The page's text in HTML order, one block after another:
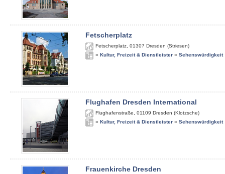
Fetscherplatz
Fetscherplatz 01307 Dresden (Striesen)
» Kultur, Freizeit & Dienstleister » Sehenswürdigkeit
Flughafen Dresden International
Flughafenstraße 01109 Dresden (Klotzsche)
» Kultur, Freizeit & Dienstleister » Sehenswürdigkeit
Frauenkirche Dresden